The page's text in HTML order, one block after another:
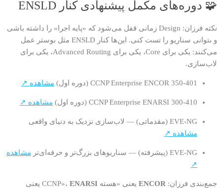
🧩 دوره‌های مکمل پیشنهادی کنار ENSLD
نکته فرزان: Design زمانی قفل می‌شود که «پایه اجرا» را داشته باشی
و بتوانی سناریو را تست کنی. این‌ها کنار ENSLD مثل بوستر عمل
می‌کنند: یکی برای Core، یکی برای Advanced Routing، یکی برای
لاب‌سازی.
CCNP Enterprise ENCOR 350-401 (دوره اول) مشاهده ↗
CCNP Enterprise ENARSI 300-410 (دوره اول) مشاهده ↗
EVE-NG (مقدماتی) — لاب‌سازی نزدیک به دنیای واقعی
مشاهده ↗
EVE-NG (پیشرفته) — سناریوهای بزرگ‌تر و حرفه‌ای‌تر
مشاهده
↗
جمع‌بندی فرزان: ENCOR یعنی «هسته CCNP»، ENARSI
یعنی